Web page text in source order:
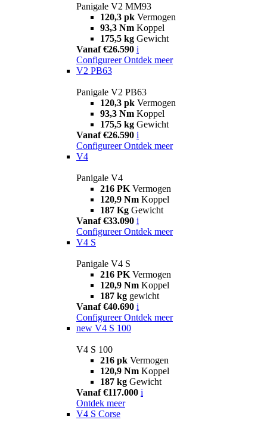
Panigale V2 MM93
120,3 pk Vermogen
93,3 Nm Koppel
175,5 kg Gewicht
Vanaf €26.590 i
Configureer Ontdek meer
V2 PB63
Panigale V2 PB63
120,3 pk Vermogen
93,3 Nm Koppel
175,5 kg Gewicht
Vanaf €26.590 i
Configureer Ontdek meer
V4
Panigale V4
216 PK Vermogen
120,9 Nm Koppel
187 Kg Gewicht
Vanaf €33.090 i
Configureer Ontdek meer
V4 S
Panigale V4 S
216 PK Vermogen
120,9 Nm Koppel
187 kg gewicht
Vanaf €40.690 i
Configureer Ontdek meer
new V4 S 100
V4 S 100
216 pk Vermogen
120,9 Nm Koppel
187 kg Gewicht
Vanaf €117.000 i
Ontdek meer
V4 S Corse